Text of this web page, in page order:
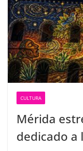
CULTURA
Mérida
dedicado a